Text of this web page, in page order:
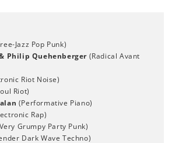
Jazz Pop Punk)
Philip Quehenberger (Radical Avant
Riot Noise)
Riot)
(Performative Piano)
Rap)
Grumpy Party Punk)
Dark Wave Techno)